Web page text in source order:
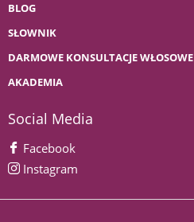
BLOG
SŁOWNIK
DARMOWE KONSULTACJE WŁOSOWE
AKADEMIA
Social Media
Facebook
Instagram